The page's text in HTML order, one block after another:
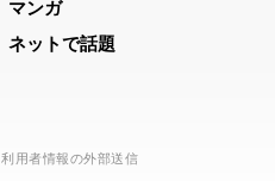
マンガ
ネットで話題
利用者情報の外部送信